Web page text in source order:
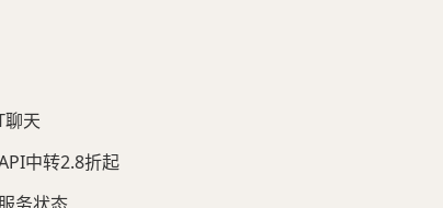
聊天
中转2.8折起